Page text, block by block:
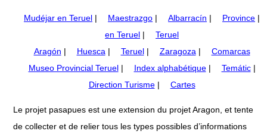
Mudéjar en Teruel | Maestrazgo | Albarracín | Province |
en Teruel |
Teruel
Aragón | Huesca | Teruel| Zaragoza |
Comarcas
Museo Provincial Teruel| Index alphabétique| Temátic|
Direction Turisme| Cartes
Le projet pasapues est une extension du projet Aragon, et tente
de collecter et de relier tous les types possibles d’informations